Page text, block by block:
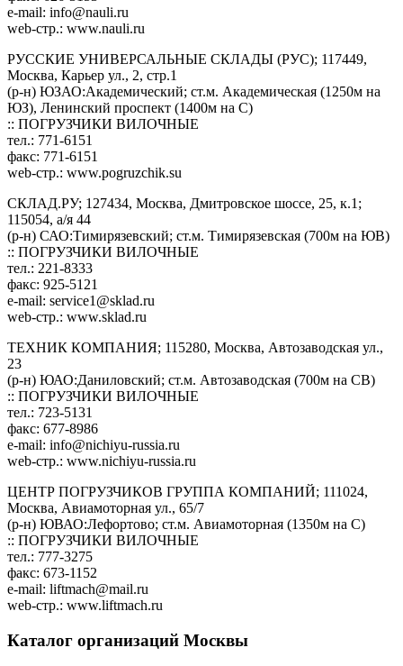
e-mail: info@nauli.ru
web-стр.: www.nauli.ru
РУССКИЕ УНИВЕРСАЛЬНЫЕ СКЛАДЫ (РУС); 117449,
Москва, Карьер ул., 2, стр.1
(р-н) ЮЗАО:Академический; ст.м. Академическая (1250м на
ЮЗ), Ленинский проспект (1400м на С)
:: ПОГРУЗЧИКИ ВИЛОЧНЫЕ
тел.: 771-6151
факс: 771-6151
web-стр.: www.pogruzchik.su
СКЛАД.РУ; 127434, Москва, Дмитровское шоссе, 25, к.1;
115054, а/я 44
(р-н) САО:Тимирязевский; ст.м. Тимирязевская (700м на ЮВ)
:: ПОГРУЗЧИКИ ВИЛОЧНЫЕ
тел.: 221-8333
факс: 925-5121
e-mail: service1@sklad.ru
web-стр.: www.sklad.ru
ТЕХНИК КОМПАНИЯ; 115280, Москва, Автозаводская ул.,
23
(р-н) ЮАО:Даниловский; ст.м. Автозаводская (700м на СВ)
:: ПОГРУЗЧИКИ ВИЛОЧНЫЕ
тел.: 723-5131
факс: 677-8986
e-mail: info@nichiyu-russia.ru
web-стр.: www.nichiyu-russia.ru
ЦЕНТР ПОГРУЗЧИКОВ ГРУППА КОМПАНИЙ; 111024,
Москва, Авиамоторная ул., 65/7
(р-н) ЮВАО:Лефортово; ст.м. Авиамоторная (1350м на С)
:: ПОГРУЗЧИКИ ВИЛОЧНЫЕ
тел.: 777-3275
факс: 673-1152
e-mail: liftmach@mail.ru
web-стр.: www.liftmach.ru
Каталог организаций Москвы